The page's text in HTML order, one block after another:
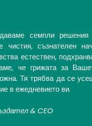
семпли
чистия, съзнателен
естествен,
че грижата за
Тя трябва да се
в ежедневието ви.
& CEO